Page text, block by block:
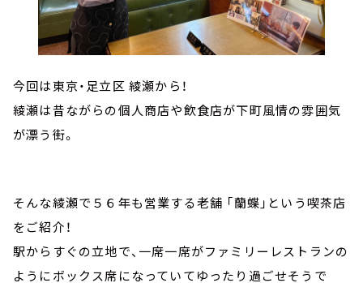
今回は東京・足立区 綾瀬から！
綾瀬は昔ながらの個人商店や飲食店が下町風情の雰囲気
が漂う街。
そんな綾瀬で５６年も営業する老舗 「蘭蝶」という喫茶店
をご紹介！
駅からすぐの立地で、一席一席がファミリーレストランの
ようにボックス席になっていてゆったり過ごせそうで